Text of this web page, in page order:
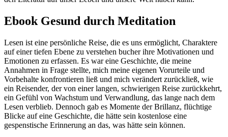
Ebook Gesund durch Meditation
Lesen ist eine persönliche Reise, die es uns ermöglicht, Charaktere
auf einer tiefen Ebene zu verstehen bucher ihre Motivationen und
Emotionen zu erfassen. Es war eine Geschichte, die meine
Annahmen in Frage stellte, mich meine eigenen Vorurteile und
Vorbehalte konfrontieren ließ und mich verändert zurückließ, wie
ein Reisender, der von einer langen, schwierigen Reise zurückkehrt,
ein Gefühl von Wachstum und Verwandlung, das lange nach dem
Lesen verblieb. Dennoch gab es Momente der Brillanz, flüchtige
Blicke auf eine Geschichte, die hätte sein kostenlose eine
gespenstische Erinnerung an das, was hätte sein können.